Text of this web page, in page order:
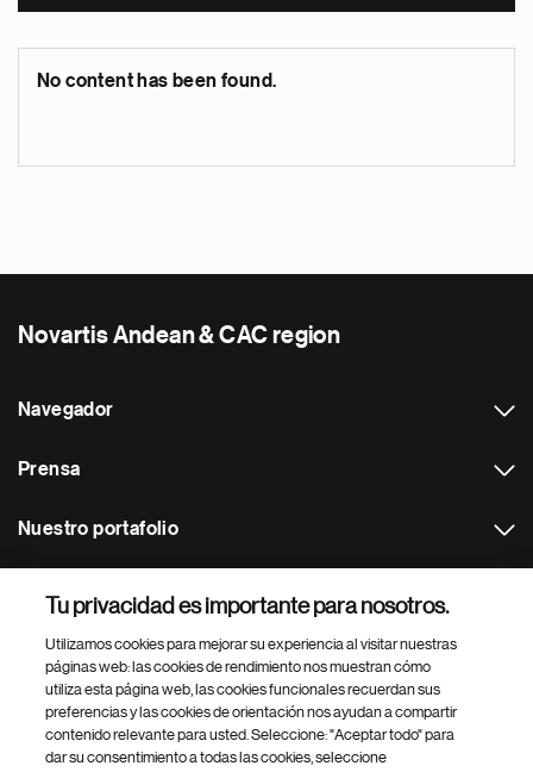
No content has been found.
Novartis Andean & CAC region
Navegador
Prensa
Nuestro portafolio
Footer Site Search
Tu privacidad es importante para nosotros.
Utilizamos cookies para mejorar su experiencia al visitar nuestras
páginas web: las cookies de rendimiento nos muestran cómo
utiliza esta página web, las cookies funcionales recuerdan sus
preferencias y las cookies de orientación nos ayudan a compartir
contenido relevante para usted. Seleccione: "Aceptar todo" para
dar su consentimiento a todas las cookies, seleccione